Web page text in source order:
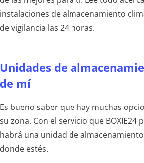
instalaciones de almacenamiento
de vigilancia las 24 horas.
Unidades de
de mí
Es bueno saber que hay muchas
su zona. Con el servicio que
habrá una unidad de
donde estés.